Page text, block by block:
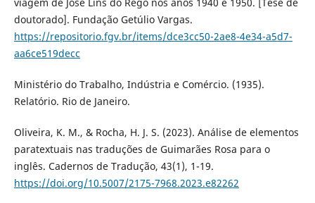
viagem de José Lins do Rego nos anos 1940 e 1950. [Tese de
doutorado]. Fundação Getúlio Vargas.
https://repositorio.fgv.br/items/dce3cc50-2ae8-4e34-a5d7-
aa6ce519decc
Ministério do Trabalho, Indústria e Comércio. (1935).
Relatório. Rio de Janeiro.
Oliveira, K. M., & Rocha, H. J. S. (2023). Análise de elementos
paratextuais nas traduções de Guimarães Rosa para o
inglês. Cadernos de Tradução, 43(1), 1-19.
https://doi.org/10.5007/2175-7968.2023.e82262